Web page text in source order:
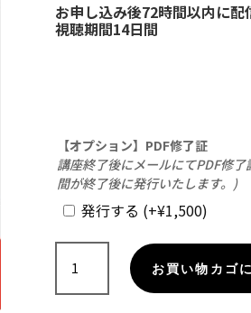
お申し込み後72時間以内に配
視聴期間14日間
【オプション】PDF修了証
講座終了後にメールにてPDF修
間が終了後に発行いたします。)
発行する (+¥1,500)
【録
お買い物カゴ